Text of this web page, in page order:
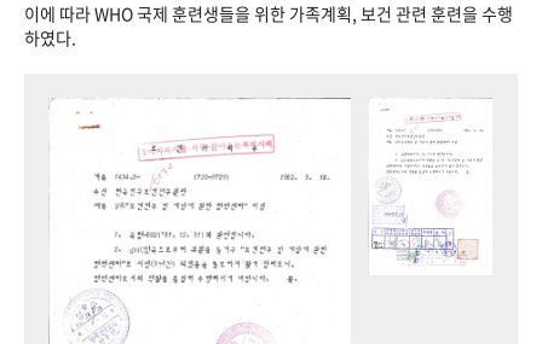
이에 따라 WHO 국제 훈련생들을 위한 가족계획, 보건 관련 훈련을 수행
하였다.